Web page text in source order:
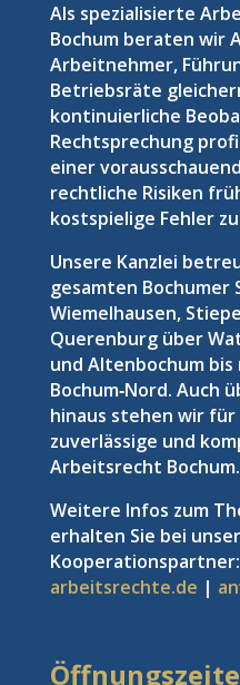
Als spezialisierte
Bochum beraten wir
Arbeitnehmer,
Betriebsräte
kontinuierliche
Rechtsprechung
einer
rechtliche Risiken
kostspielige Fehler
Unsere Kanzlei
gesamten
Wiemelhausen,
Querenburg über
und Altenbochum bis
Bochum‑Nord. Auch
hinaus stehen wir
zuverlässige und
Arbeitsrecht Bochum.
Weitere Infos zum
erhalten Sie bei
Kooperationspartner:
arbeitsrechte.de |